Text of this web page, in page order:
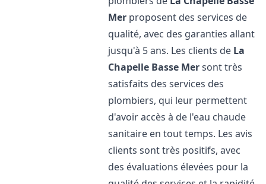
Mer proposent des services de
qualité, avec des garanties allant
jusqu'à 5 ans. Les clients de La
Chapelle Basse Mersont très
satisfaits des services des
plombiers, qui leur permettent
d'avoir accès à de l'eau chaude
sanitaire en tout temps. Les avis
clients sont très positifs, avec
des évaluations élevées pour la